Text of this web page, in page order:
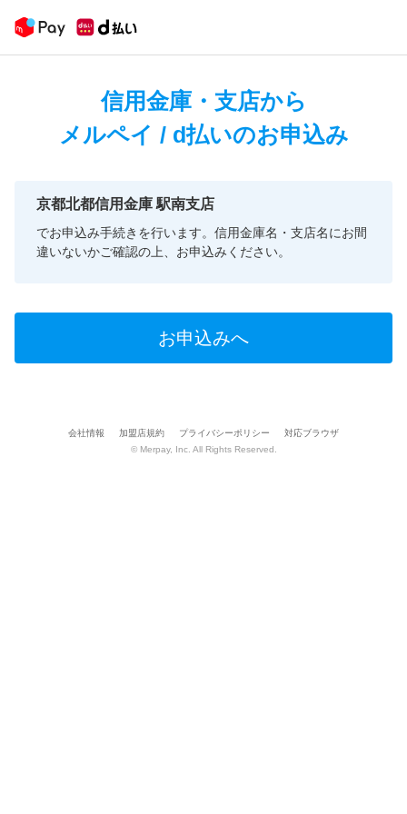
信用金庫・支店から
メルペイ / d払いのお申込み
京都北都信用金庫 駅南支店
でお申込み手続きを行います。信用金庫名・支店名にお間
違いないかご確認の上、お申込みください。
お申込みへ
会社情報 加盟店規約 プライバシーポリシー
対応ブラウザ
© Merpay, Inc. All Rights Reserved.